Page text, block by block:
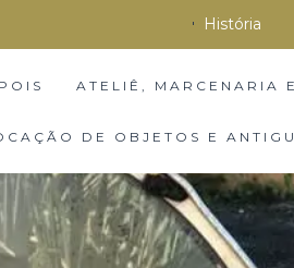
História
ATELIÊ, MARCENARIA
DE OBJETOS E